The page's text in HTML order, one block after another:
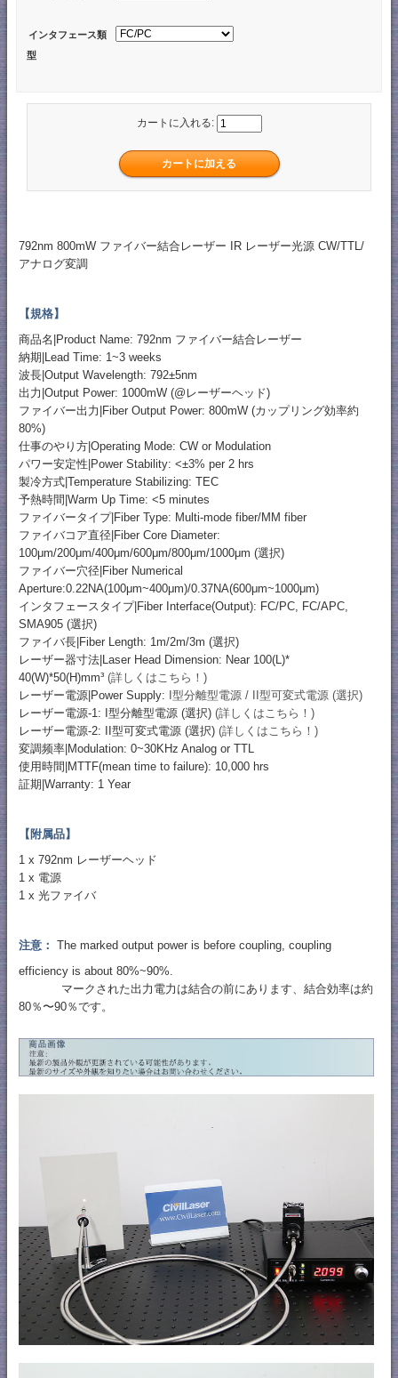
インタフェース類
型
カートに入れる:
792nm 800mW ファイバー結合レーザー IR レーザー光源 CW/TTL/
アナログ変調
【規格】
商品名|Product Name: 792nm ファイバー結合レーザー
納期|Lead Time: 1~3 weeks
波長|Output Wavelength: 792±5nm
出力|Output Power: 1000mW (@レーザーヘッド)
ファイバー出力|Fiber Output Power: 800mW (カップリング効率約
80%)
仕事のやり方|Operating Mode: CW or Modulation
パワー安定性|Power Stability: <±3% per 2 hrs
製冷方式|Temperature Stabilizing: TEC
予熱時間|Warm Up Time: <5 minutes
ファイバータイプ|Fiber Type: Multi-mode fiber/MM fiber
ファイバコア直径|Fiber Core Diameter:
100μm/200μm/400μm/600μm/800μm/1000μm (選択)
ファイバー穴径|Fiber Numerical
Aperture:0.22NA(100μm~400μm)/0.37NA(600μm~1000μm)
インタフェースタイプ|Fiber Interface(Output): FC/PC, FC/APC,
SMA905 (選択)
ファイバ長|Fiber Length: 1m/2m/3m (選択)
レーザー器寸法|Laser Head Dimension: Near 100(L)*
40(W)*50(H)mm³ (詳しくはこちら！)
レーザー電源|Power Supply: I型分離型電源 / II型可変式電源 (選択)
レーザー電源-1: I型分離型電源 (選択) (詳しくはこちら！)
レーザー電源-2: II型可変式電源 (選択) (詳しくはこちら！)
変調频率|Modulation: 0~30KHz Analog or TTL
使用時間|MTTF(mean time to failure): 10,000 hrs
証期|Warranty: 1 Year
【附属品】
1 x 792nm レーザーヘッド
1 x 電源
1 x 光ファイバ
注意： The marked output power is before coupling, coupling
efficiency is about 80%~90%.
マークされた出力電力は結合の前にあります、結合効率は約
80％〜90％です。